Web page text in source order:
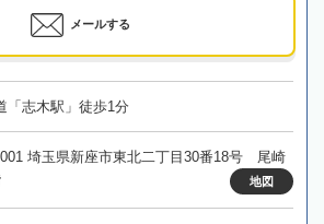
メールする
「志木駅」徒歩1分
埼玉県新座市東北二丁目30番18号 尾崎
地図